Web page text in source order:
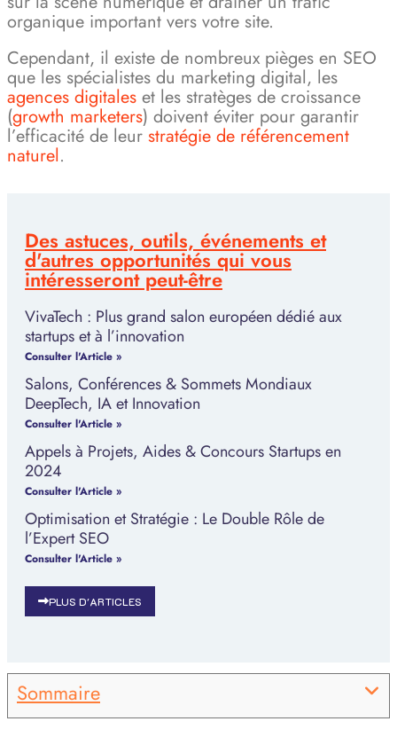
organique important vers votre site.
Cependant, il existe de nombreux pièges en SEO
que les spécialistes du marketing digital, les
agences digitales et les stratèges de croissance
(growth marketers) doivent éviter pour garantir
l’efficacité de leur stratégie de référencement
naturel.
Des astuces, outils, événements et
d'autres opportunités qui vous
intéresseront peut-être
VivaTech : Plus grand salon européen dédié aux
startups et à l’innovation
Consulter l'Article »
Salons, Conférences & Sommets Mondiaux
DeepTech, IA et Innovation
Consulter l'Article »
Appels à Projets, Aides & Concours Startups en
2024
Consulter l'Article »
Optimisation et Stratégie : Le Double Rôle de
l’Expert SEO
Consulter l'Article »
PLUS D'ARTICLES
Sommaire